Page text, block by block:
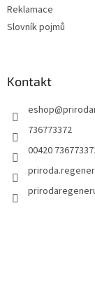
Reklamace
Slovník pojmů
Kontakt
eshop@
736773372
00420